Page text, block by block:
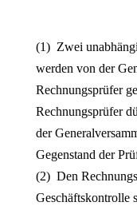
(1) Zwei
werden von der
Rechnungsprüfer
Rechnungsprüfer
der
Gegenstand der
(2) Den
Geschäftskontrolle